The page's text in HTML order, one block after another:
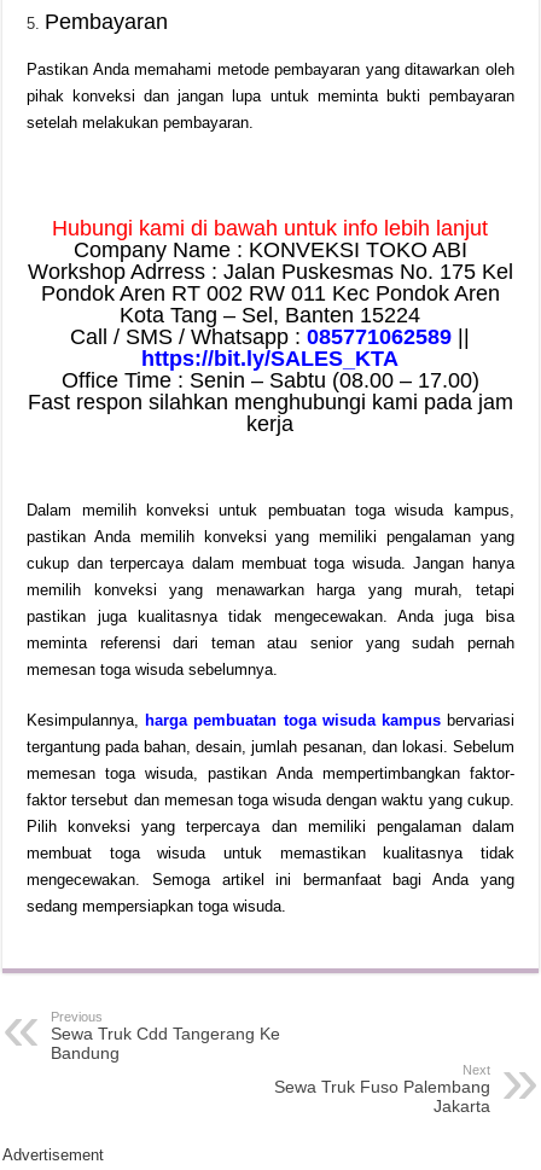
Pembayaran
Pastikan Anda memahami metode pembayaran yang ditawarkan oleh
pihak konveksi dan jangan lupa untuk meminta bukti pembayaran
setelah melakukan pembayaran.
Hubungi kami di bawah untuk info lebih lanjut
Company Name : KONVEKSI TOKO ABI
Workshop Adrress : Jalan Puskesmas No. 175 Kel
Pondok Aren RT 002 RW 011 Kec Pondok Aren
Kota Tang – Sel, Banten 15224
Call / SMS / Whatsapp :085771062589
https://bit.ly/SALES_KTA
Office Time : Senin – Sabtu (08.00 – 17.00)
Fast respon silahkan menghubungi kami pada jam
kerja
Dalam memilih konveksi untuk pembuatan toga wisuda kampus,
pastikan Anda memilih konveksi yang memiliki pengalaman yang
cukup dan terpercaya dalam membuat toga wisuda. Jangan hanya
memilih konveksi yang menawarkan harga yang murah, tetapi
pastikan juga kualitasnya tidak mengecewakan. Anda juga bisa
meminta referensi dari teman atau senior yang sudah pernah
memesan toga wisuda sebelumnya.
Kesimpulannya, harga pembuatan toga wisuda kampusbervariasi
tergantung pada bahan, desain, jumlah pesanan, dan lokasi. Sebelum
memesan toga wisuda, pastikan Anda mempertimbangkan faktor-
faktor tersebut dan memesan toga wisuda dengan waktu yang cukup.
Pilih konveksi yang terpercaya dan memiliki pengalaman dalam
membuat toga wisuda untuk memastikan kualitasnya tidak
mengecewakan. Semoga artikel ini bermanfaat bagi Anda yang
sedang mempersiapkan toga wisuda.
Previous
Sewa Truk Cdd Tangerang Ke
Bandung
Next
Sewa Truk Fuso Palembang
Jakarta
Advertisement